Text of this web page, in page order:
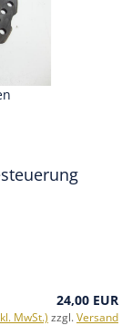
24,00 EUR
MwSt.) zzgl.Versand